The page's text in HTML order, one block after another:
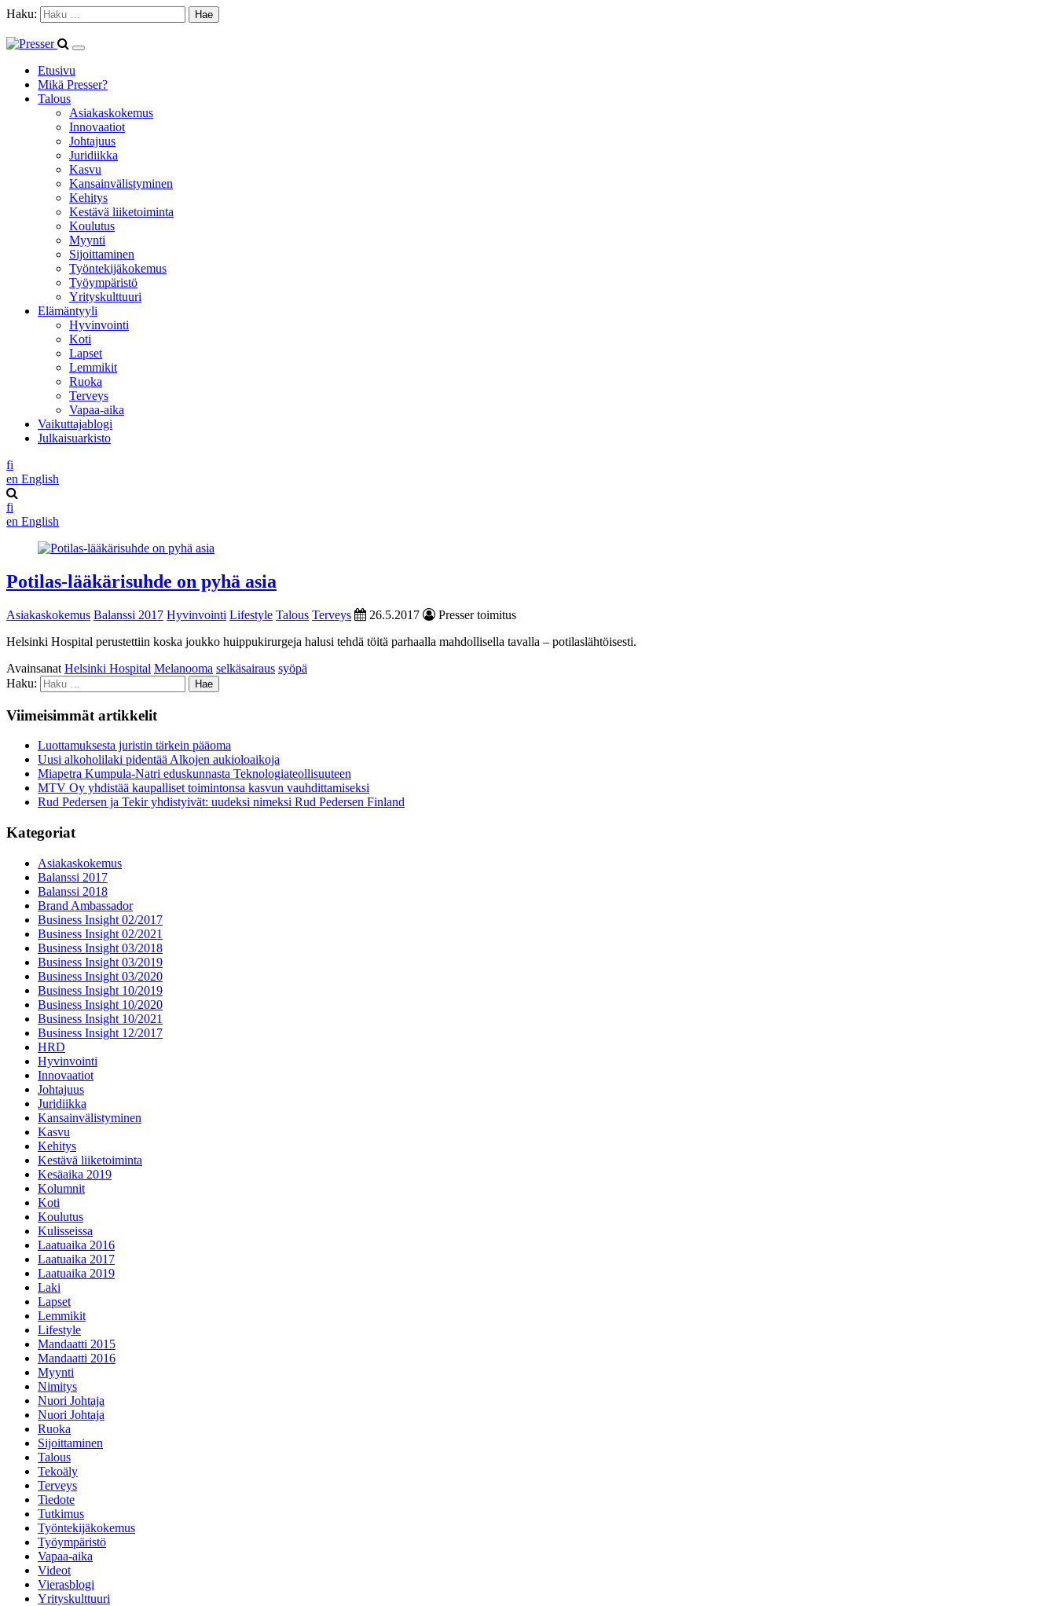
Haku:
Etusivu
Mikä Presser?
Talous
Asiakaskokemus
Innovaatiot
Johtajuus
Juridiikka
Kasvu
Kansainvälistyminen
Kehitys
Kestävä liiketoiminta
Koulutus
Myynti
Sijoittaminen
Työntekijäkokemus
Työympäristö
Yrityskulttuuri
Elämäntyyli
Hyvinvointi
Koti
Lapset
Lemmikit
Ruoka
Terveys
Vapaa-aika
Vaikuttajablogi
Julkaisuarkisto
fi
en English
fi
en English
Potilas-lääkärisuhde on pyhä asia
Asiakaskokemus Balanssi 2017 Hyvinvointi Lifestyle Talous Terveys 26.5.2017
Presser toimitus
Helsinki Hospital perustettiin koska joukko huippukirurgeja halusi tehdä töitä parhaalla mahdollisella tavalla – potilaslähtöisesti.
Avainsanat Helsinki Hospital Melanooma selkäsairaus syöpä
Haku:
Viimeisimmät artikkelit
Luottamuksesta juristin tärkein pääoma
Uusi alkoholilaki pidentää Alkojen aukioloaikoja
Miapetra Kumpula-Natri eduskunnasta Teknologiateollisuuteen
MTV Oy yhdistää kaupalliset toimintonsa kasvun vauhdittamiseksi
Rud Pedersen ja Tekir yhdistyivät: uudeksi nimeksi Rud Pedersen Finland
Kategoriat
Asiakaskokemus
Balanssi 2017
Balanssi 2018
Brand Ambassador
Business Insight 02/2017
Business Insight 02/2021
Business Insight 03/2018
Business Insight 03/2019
Business Insight 03/2020
Business Insight 10/2019
Business Insight 10/2020
Business Insight 10/2021
Business Insight 12/2017
HRD
Hyvinvointi
Innovaatiot
Johtajuus
Juridiikka
Kansainvälistyminen
Kasvu
Kehitys
Kestävä liiketoiminta
Kesäaika 2019
Kolumnit
Koti
Koulutus
Kulisseissa
Laatuaika 2016
Laatuaika 2017
Laatuaika 2019
Laki
Lapset
Lemmikit
Lifestyle
Mandaatti 2015
Mandaatti 2016
Myynti
Nimitys
Nuori Johtaja
Nuori Johtaja
Ruoka
Sijoittaminen
Talous
Tekoäly
Terveys
Tiedote
Tutkimus
Työntekijäkokemus
Työympäristö
Vapaa-aika
Videot
Vierasblogi
Yrityskulttuuri